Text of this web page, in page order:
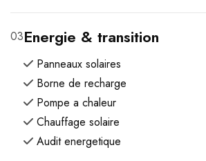
03Energie & transition
Panneaux solaires
Borne de recharge
Pompe a chaleur
Chauffage solaire
Audit energetique